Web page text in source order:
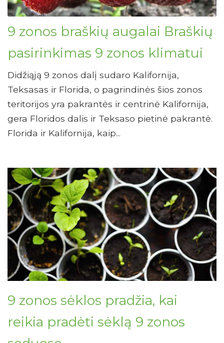
9 zonos braškių augalai Braškių
pasirinkimas 9 zonos klimatui
Didžiąją 9 zonos dalį sudaro Kalifornija,
Teksasas ir Florida, o pagrindinės šios zonos
teritorijos yra pakrantės ir centrinė Kalifornija,
gera Floridos dalis ir Teksaso pietinė pakrantė.
Florida ir Kalifornija, kaip...
9 zonos sėklos pradžia, kai
reikia pradėti sėklą 9 zonos